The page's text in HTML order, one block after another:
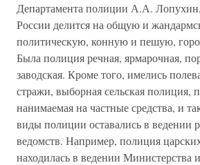
Департамента полиции А.А.
России делится на общую и
политическую, конную и пешую,
Была полиция речная, ярмарочная,
заводская. Кроме того, имелись
стражи, выборная сельская полиция,
нанимаемая на частные средства, и
виды полиции оставались в ведении
ведомств. Например, полиция
находилась в ведении Министерства